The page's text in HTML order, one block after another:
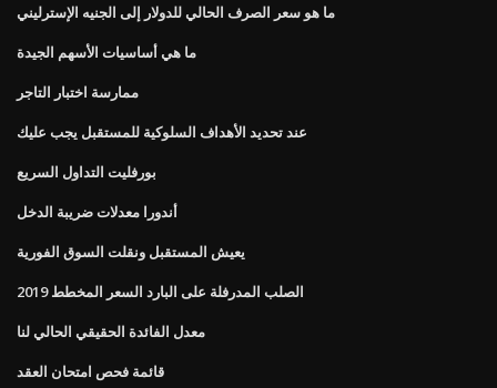
ما هو سعر الصرف الحالي للدولار إلى الجنيه الإسترليني
ما هي أساسيات الأسهم الجيدة
ممارسة اختبار التاجر
عند تحديد الأهداف السلوكية للمستقبل يجب عليك
بورفليت التداول السريع
أندورا معدلات ضريبة الدخل
يعيش المستقبل ونقلت السوق الفورية
الصلب المدرفلة على البارد السعر المخطط 2019
معدل الفائدة الحقيقي الحالي لنا
قائمة فحص امتحان العقد